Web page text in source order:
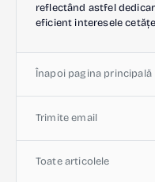
reflectând astfel
eficient interesele
Înapoi pagina principală
Trimite email
Toate articolele